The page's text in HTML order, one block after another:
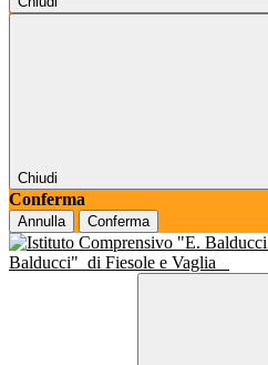
Chiudi
Conferma
Annulla Conferma
Balducci" di Fiesole e Vaglia